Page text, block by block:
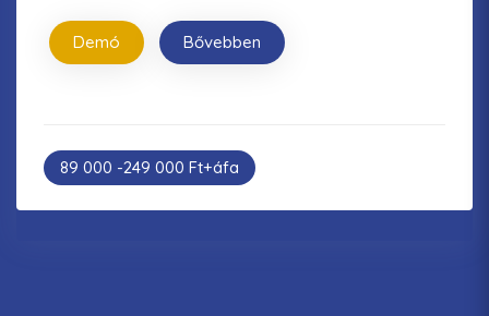
Demó Bővebben
89 000 -249 000 Ft+áfa